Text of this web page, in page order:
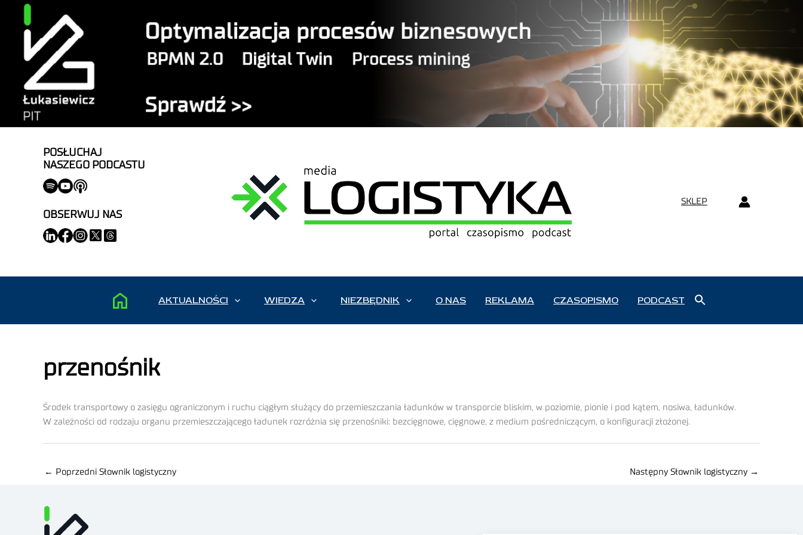
POSŁUCHAJ
NASZEGO PODCASTU
OBSERWUJ NAS
SKLEP
AKTUALNOŚCI WIEDZA NIEZBĘDNIK O NAS REKLAMA CZASOPISMO PODCAST
przenośnik
Środek transportowy o zasięgu ograniczonym i ruchu ciągłym służący do przemieszczania ładunków w transporcie bliskim, w poziomie, pionie i pod kątem, nosiwa, ładunków.
W zależności od rodzaju organu przemieszczającego ładunek rozróżnia się przenośniki: bezcięgnowe, cięgnowe, z medium pośredniczącym, o konfiguracji złożonej.
← Poprzedni Słownik logistyczny Następny Słownik logistyczny →